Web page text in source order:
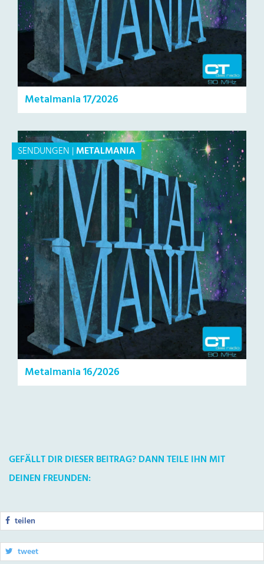
Metalmania 17/2026
SENDUNGEN |METALMANIA
Metalmania 16/2026
GEFÄLLT DIR DIESER BEITRAG? DANN TEILE IHN MIT
DEINEN FREUNDEN:
teilen
tweet